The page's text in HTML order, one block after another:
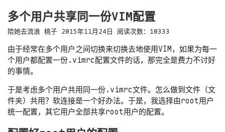
多个用户共享同一份VIM配置
陪她去流浪 桃子 2015年11月24日 阅读次数： 10333
由于经常在多个用户之间切换来切换去地使用VIM，如果为每一
个用户都配置一份.vimrc配置文件的话，那完全是费力不讨好
的事情。
于是考虑多个用户共用同一份.vimrc文件。怎么做到文件（文
件夹）共用？软连接是一个好办法。于是，我选择由root用户
统一配置，其它用户全部共享root用户的配置。